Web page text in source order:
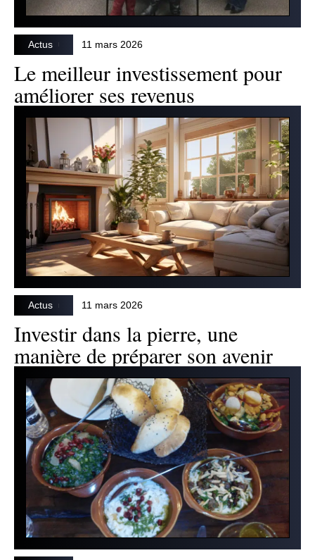
Actus 11 mars 2026
Le meilleur investissement pour
améliorer ses revenus
Actus 11 mars 2026
Investir dans la pierre, une
manière de préparer son avenir